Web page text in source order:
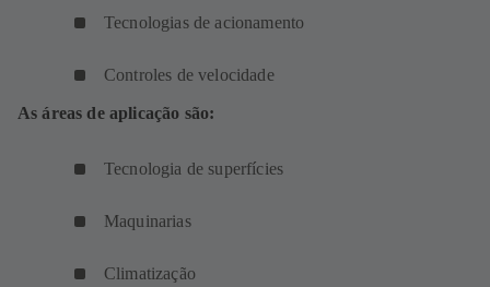
Tecnologias de acionamento
Controles de velocidade
As áreas de aplicação são:
Tecnologia de superfícies
Maquinarias
Climatização